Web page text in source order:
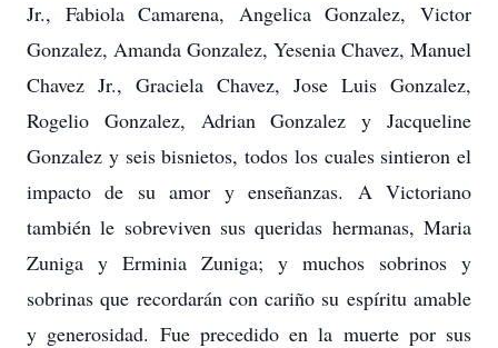
Jr., Fabiola Camarena, Angelica Gonzalez, Victor
Gonzalez, Amanda Gonzalez, Yesenia Chavez, Manuel
Chavez Jr., Graciela Chavez, Jose Luis Gonzalez,
Rogelio Gonzalez, Adrian Gonzalez y Jacqueline
Gonzalez y seis bisnietos, todos los cuales sintieron el
impacto de su amor y enseñanzas. A Victoriano
también le sobreviven sus queridas hermanas, Maria
Zuniga y Erminia Zuniga; y muchos sobrinos y
sobrinas que recordarán con cariño su espíritu amable
y generosidad. Fue precedido en la muerte por sus